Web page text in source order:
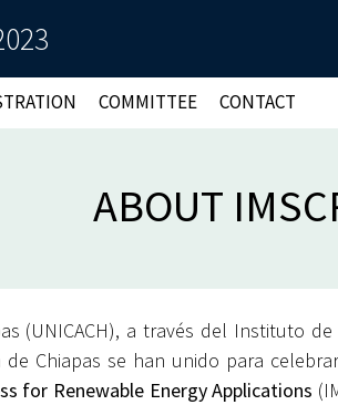
COMMITTEE CONTACT
ABOUT
(UNICACH), a través del Instituto
Chiapas se han unido para
for Renewable Energy Applications